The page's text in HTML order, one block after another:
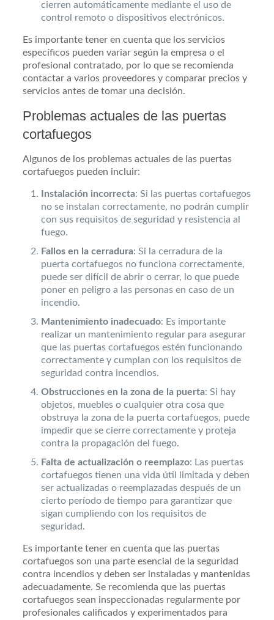
cierren automáticamente mediante el uso de
control remoto o dispositivos electrónicos.
Es importante tener en cuenta que los servicios
específicos pueden variar según la empresa o el
profesional contratado, por lo que se recomienda
contactar a varios proveedores y comparar precios y
servicios antes de tomar una decisión.
Problemas actuales de las puertas
cortafuegos
Algunos de los problemas actuales de las puertas
cortafuegos pueden incluir:
Instalación incorrecta: Si las puertas cortafuegos
no se instalan correctamente, no podrán cumplir
con sus requisitos de seguridad y resistencia al
fuego.
Fallos en la cerradura: Si la cerradura de la
puerta cortafuegos no funciona correctamente,
puede ser difícil de abrir o cerrar, lo que puede
poner en peligro a las personas en caso de un
incendio.
Mantenimiento inadecuado: Es importante
realizar un mantenimiento regular para asegurar
que las puertas cortafuegos estén funcionando
correctamente y cumplan con los requisitos de
seguridad contra incendios.
Obstrucciones en la zona de la puerta: Si hay
objetos, muebles o cualquier otra cosa que
obstruya la zona de la puerta cortafuegos, puede
impedir que se cierre correctamente y proteja
contra la propagación del fuego.
Falta de actualización o reemplazo: Las puertas
cortafuegos tienen una vida útil limitada y deben
ser actualizadas o reemplazadas después de un
cierto período de tiempo para garantizar que
sigan cumpliendo con los requisitos de
seguridad.
Es importante tener en cuenta que las puertas
cortafuegos son una parte esencial de la seguridad
contra incendios y deben ser instaladas y mantenidas
adecuadamente. Se recomienda que las puertas
cortafuegos sean inspeccionadas regularmente por
profesionales calificados y experimentados para